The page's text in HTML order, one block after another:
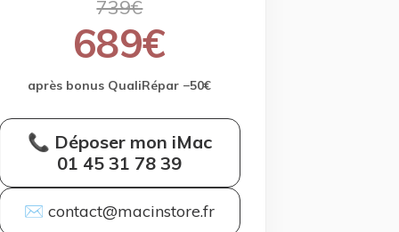
739€
689€
après bonus QualiRépar −50€
📞 Déposer mon iMac
01 45 31 78 39
✉ contact@macinstore.fr